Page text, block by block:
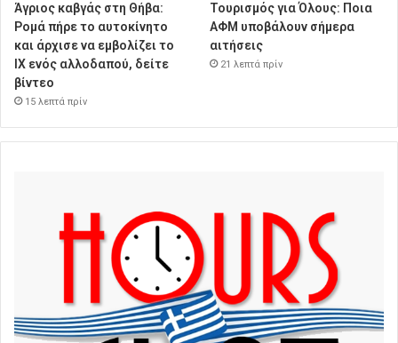
Άγριος καβγάς στη Θήβα:
Ρομά πήρε το αυτοκίνητο
και άρχισε να εμβολίζει το
ΙΧ ενός αλλοδαπού, δείτε
βίντεο
15 λεπτά πρίν
Τουρισμός για Όλους: Ποια
ΑΦΜ υποβάλουν σήμερα
αιτήσεις
21 λεπτά πρίν